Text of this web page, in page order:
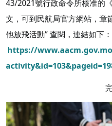
43/2021號行政命令所核准的
文，可到民航局官方網站，章
他放飛活動” 查閱，連結如下：
https://